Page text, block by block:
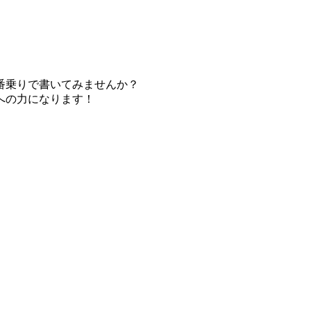
乗りで書いてみませんか？
力になります！